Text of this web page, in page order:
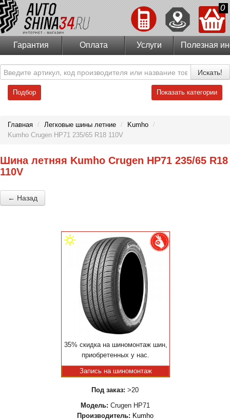
0
Гарантия Оплата Услуги Полезная
Искать!
Подбор Показать категории
Главная / Легковые шины летние / Kumho /
Kumho Crugen HP71 235/65 R18 110V
Шина летняя Kumho Crugen HP71 235/65 R18
110V
← Назад
35% скидка на шиномонтаж шин,
приобретенных у нас.
Запись на шиномонтаж
Под заказ: >20
Модель: Crugen HP71
Производитель: Kumho